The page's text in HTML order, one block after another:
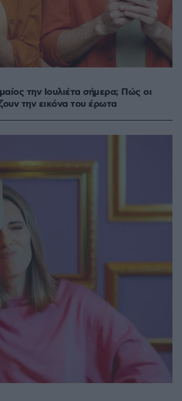
την Ιουλιέτα σήμερα; Πώς οι
την εικόνα του έρωτα